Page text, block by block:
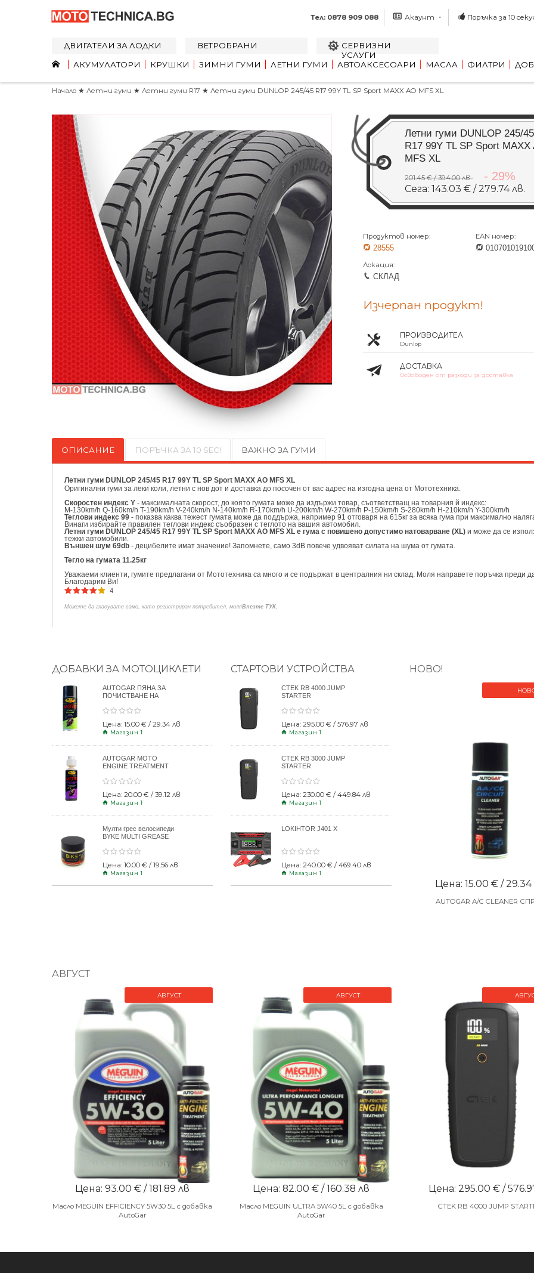
Тел: 0878 909 088 Акаунт Поръчка за 10
ДВИГАТЕЛИ ЗА ЛОДКИ ВЕТРОБРАНИ
СЕРВИЗНИ
УСЛУГИ
АКУМУЛАТОРИ
КРУШКИ ЗИМНИ ГУМИ ЛЕТНИ ГУМИ АВТОАКСЕСОАРИ МАСЛА ФИЛТРИ
Начало ★ Летни гуми ★ Летни гуми R17 ★ Летни гуми DUNLOP 245/45 R17 99Y TL SP Sport MAXX AO MFS XL
Летни гуми DUNLOP 245/45
R17 99Y TL SP Sport MAXX
MFS XL
201.45 € / 394.00 лв. - 29%
Сега: 143.03 € / 279.74 лв.
Продуктов номер:
28555
EAN номер:
Локация:
СКЛАД
Изчерпан продукт!
ПРОИЗВОДИТЕЛ
Dunlop
ДОСТАВКА
Освободен от разходи за доставка
ОПИСАНИЕ ПОРЪЧКА ЗА 10 SEC! ВАЖНО ЗА ГУМИ
Летни гуми DUNLOP 245/45 R17 99Y TL SP Sport MAXX AO MFS XL
Оригинални гуми за леки коли, летни с нов дот и доставка до посочен от вас адрес на изгодна цена от Мототехника.
Скоростен индекс Y - максималната скорост, до която гумата може да издържи товар, съответстващ на товарния й индекс:
M-130km/h Q-160km/h T-190km/h V-240km/h N-140km/h R-170km/h U-200km/h W-270km/h P-150km/h S-280km/h H-210km/h Y-300km/h
Теглови индекс 99 - показва каква тежест гумата може да поддържа, например 91 отговаря на 615кг за всяка гума при максимално
Винаги избирайте правилен теглови индекс съобразен с теглото на вашия автомобил.
Летни гуми DUNLOP 245/45 R17 99Y TL SP Sport MAXX AO MFS XL е гума с повишено допустимо натоварване (XL) и може да се
тежки автомобили.
Външен шум 69db - децибелите имат значение! Запомнете, само 3dB повече удвояват силата на шума от гумата.
Тегло на гумата 11.25кг
Уважаеми клиенти, гумите предлагани от Мототехника са много и се подържат в централния ни склад. Моля направете поръчка преди
Благодарим Ви!
4
Можете да гласувате само, като регистриран потребител, моляВлезте ТУК
ДОБАВКИ ЗА МОТОЦИКЛЕТИ
AUTOGAR ПЯНА ЗА
ПОЧИСТВАНЕ НА
Цена: 15.00 € / 29.34 лв
Магазин 1
AUTOGAR MOTO
ENGINE TREATMENT
Цена: 20.00 € / 39.12 лв
Магазин 1
Мулти грес велосипеди
BYKE MULTI GREASE
Цена: 10.00 € / 19.56 лв
Магазин 1
СТАРТОВИ УСТРОЙСТВА
CTEK RB 4000 JUMP
STARTER
Цена: 295.00 € / 576.97 лв
Магазин 1
CTEK RB 3000 JUMP
STARTER
Цена: 230.00 € / 449.84 лв
Магазин 1
LOKIHTOR J401 X
Цена: 240.00 € / 469.40 лв
Магазин 1
НОВО!
Цена: 15.00 € / 29.34
AUTOGAR A/C CLEANER
АВГУСТ
АВГУСТ
Цена: 93.00 € / 181.89 лв
Масло MEGUIN EFFICIENCY 5W30 5L с добавка
AutoGar
АВГУСТ
Цена: 82.00 € / 160.38 лв
Масло MEGUIN ULTRA 5W40 5L с добавка
AutoGar
Цена: 295.00 € /
CTEK RB 4000 JUMP